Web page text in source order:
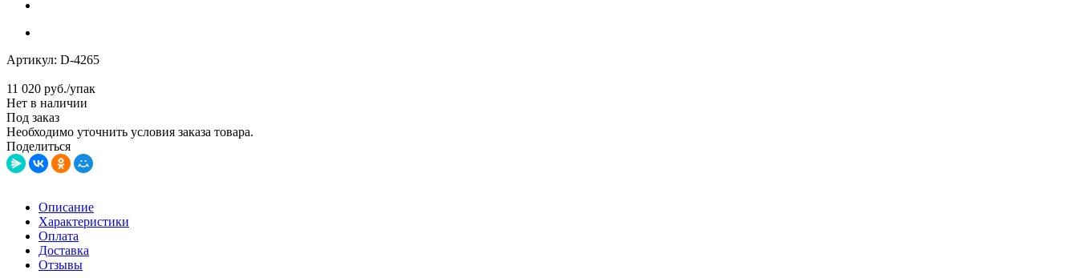
Артикул: D-4265
11 020 руб./упак
Нет в наличии
Под заказ
Необходимо уточнить условия заказа товара.
Поделиться
Описание
Характеристики
Оплата
Доставка
Отзывы